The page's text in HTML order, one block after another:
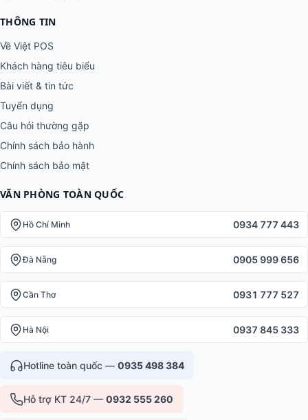
THÔNG TIN
Về Việt POS
Khách hàng tiêu biểu
Bài viết & tin tức
Tuyển dụng
Câu hỏi thường gặp
Chính sách bảo hành
Chính sách bảo mật
VĂN PHÒNG TOÀN QUỐC
Hồ Chí Minh 0934 777 443
Đà Nẵng 0905 999 656
Cần Thơ 0931 777 527
Hà Nội 0937 845 333
Hotline toàn quốc — 0935 498 384
Hỗ trợ KT 24/7 — 0932 555 260